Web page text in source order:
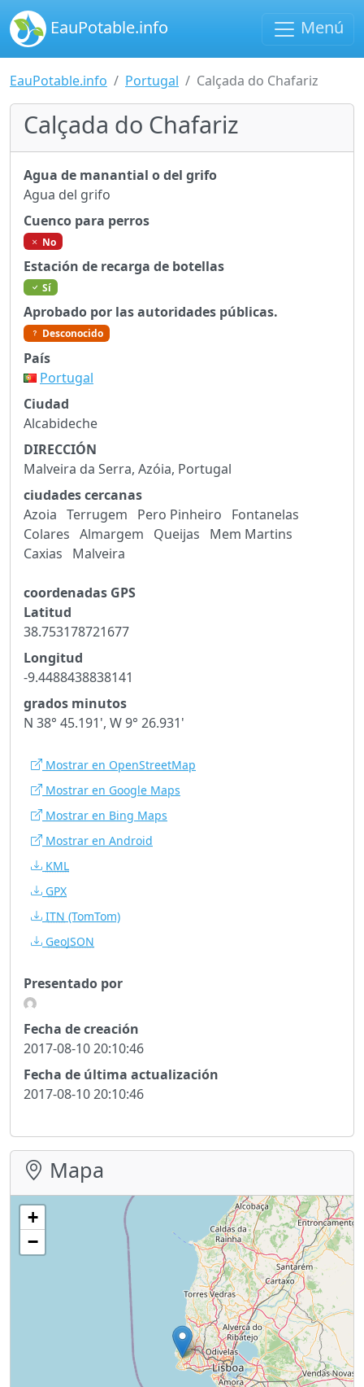
EauPotable.info Menú
EauPotable.info Portugal Calçada do Chafariz
Calçada do Chafariz
Agua de manantial o del grifo
Agua del grifo
Cuenco para perros
No
Estación de recarga de botellas
Sí
Aprobado por las autoridades públicas.
Desconocido
País
Portugal
Ciudad
Alcabideche
DIRECCIÓN
Malveira da Serra, Azóia, Portugal
ciudades cercanas
Azoia Terrugem Pero Pinheiro
Fontanelas
Colares Almargem Queijas
Mem Martins
Caxias
Malveira
coordenadas GPS
Latitud
38.753178721677
Longitud
-9.4488438838141
grados minutos
N 38° 45.191', W 9° 26.931'
Mostrar en OpenStreetMap
Mostrar en Google Maps
Mostrar en Bing Maps
Mostrar en Android
KML
GPX
ITN (TomTom)
GeoJSON
Presentado por
Fecha de creación
2017-08-10 20:10:46
Fecha de última actualización
2017-08-10 20:10:46
Mapa
+
−